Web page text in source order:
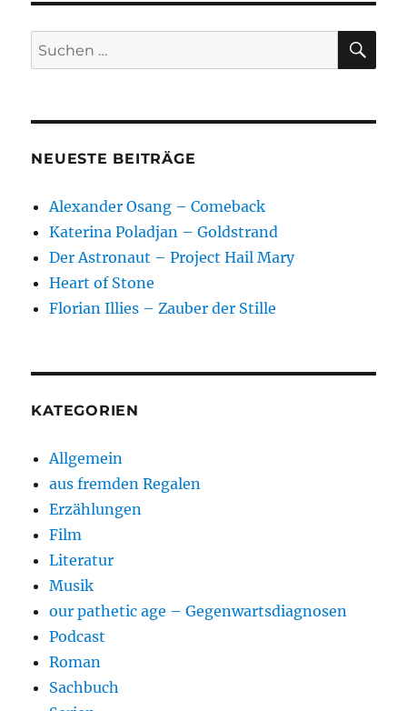
Suchen
nach:
NEUESTE BEITRÄGE
Alexander Osang – Comeback
Katerina Poladjan – Goldstrand
Der Astronaut – Project Hail Mary
Heart of Stone
Florian Illies – Zauber der Stille
KATEGORIEN
Allgemein
aus fremden Regalen
Erzählungen
Film
Literatur
Musik
our pathetic age – Gegenwartsdiagnosen
Podcast
Roman
Sachbuch